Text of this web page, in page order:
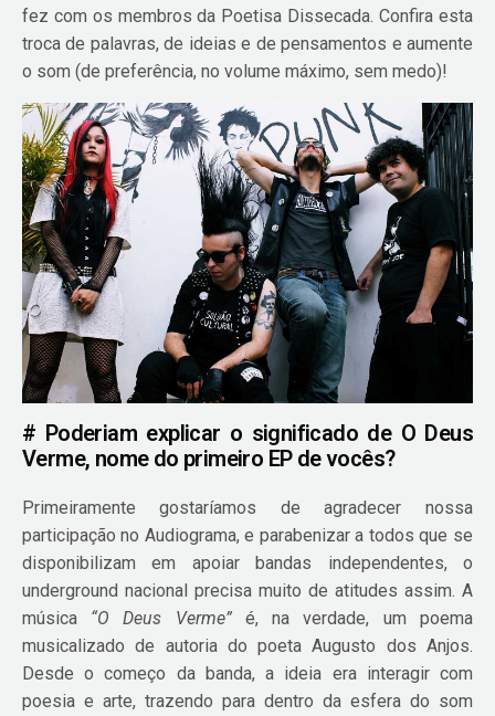
fez com os membros da Poetisa Dissecada. Confira esta
troca de palavras, de ideias e de pensamentos e aumente
o som (de preferência, no volume máximo, sem medo)!
# Poderiam explicar o significado de O Deus
Verme, nome do primeiro EP de vocês?
Primeiramente gostaríamos de agradecer nossa
participação no Audiograma, e parabenizar a todos que se
disponibilizam em apoiar bandas independentes, o
underground nacional precisa muito de atitudes assim. A
música “O Deus Verme”é, na verdade, um poema
musicalizado de autoria do poeta Augusto dos Anjos.
Desde o começo da banda, a ideia era interagir com
poesia e arte, trazendo para dentro da esfera do som